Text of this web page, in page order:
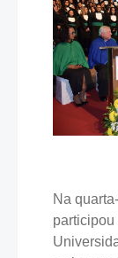
Na